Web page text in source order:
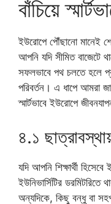
বাঁচিয়ে
ইউরোপে পৌঁছানো মানেই
আপনি যদি সীমিত বাজেটে
সফলভাবে পথ চলতে হলে
পরিবর্তন। এ ধাপে আমরা
স্মার্টভাবে ইউরোপে
৪.১
যদি আপনি শিক্ষার্থী
ইউনিভার্সিটির
অন্যদিকে, কিছু বন্ধু বা